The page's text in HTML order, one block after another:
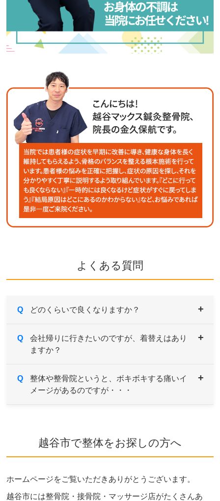
よくある質問
Q どのくらいで良くなりますか？
A
症状により異なりますが、痛みや違和感などがあ
るようでしたら続けてご来院していただき、経過
症状の原因である根本を改善していくためには、
約1～３ヶ月を目安とお考えください。
Q
会社帰りに行きたいのですが、着替えはあり
ますか？
A
男性用・女性用と共にご用意しております。サイ
ズも選べますのでお気軽にお申し付けください。
Q
整体や整骨院というと、ボキボキする痛いイ
メージがあるのですが・・・
ご希望や症状によりボキボキする矯正もあります
が、痛みを感じないよう熟練した施術家が対応し
ボキボキが苦手な方はお気軽にご相談ください。
越谷市で整体をお探しの方へ
ホームページをご覧いただきありがとうございます。
越谷市には整骨院・接骨院・マッサージ店がたくさんあ